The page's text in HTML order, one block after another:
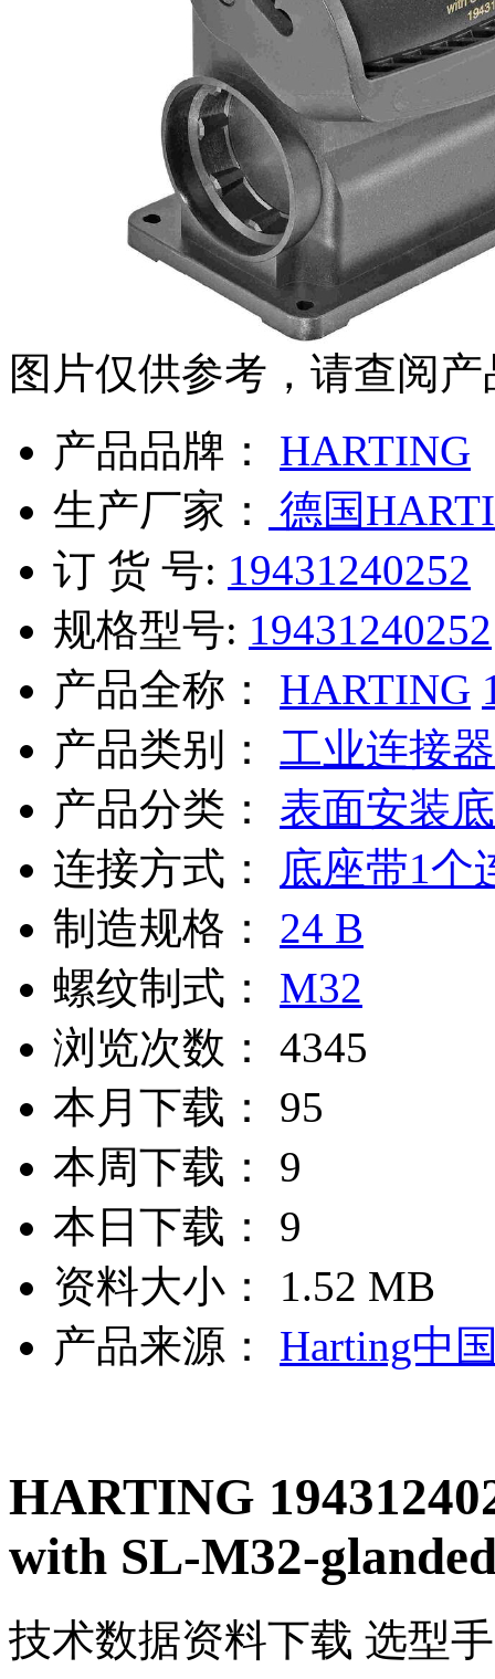
图片仅供参考，请查阅
产品品牌：
HARTING
生产厂家：
德国
订 货 号: 19431240252
规格型号: 19431240252
产品全称：
HARTING
产品类别：
工业连接
产品分类：
表面安装
连接方式：
底座带1个
制造规格：
24 B
螺纹制式：
M32
浏览次数：
4345
本月下载：
95
本周下载：
9
本日下载：
9
资料大小：
1.52 MB
产品来源：
Harting中
HARTING
with SL-M32-
技术数据资料下载 选型